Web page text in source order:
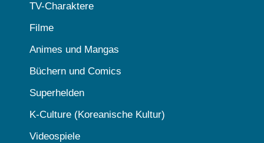
TV-Charaktere
Filme
Animes und Mangas
Büchern und Comics
Superhelden
K-Culture (Koreanische Kultur)
Videospiele